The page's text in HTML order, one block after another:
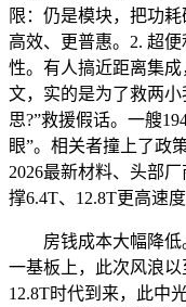
限：仍是模块，把功
高效、更普惠。2. 超
性。有人搞近距离集
文，实的是为了救两
思?”救援假话。一艘
眼”。相关者撞上了政
2026最新材料、头部
撑6.4T、12.8T更高速
房钱成本大幅降低
一基板上，此次风浪以
12.8T时代到来，此中